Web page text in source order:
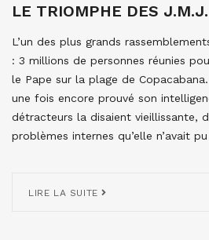
LE TRIOMPHE DES J.M.J.
L’un des plus grands
: 3 millions de personnes réunies
le Pape sur la plage de Copacabana.
une fois encore prouvé son
détracteurs la disaient vieillissante,
problèmes internes qu’elle n’avait
LIRE LA SUITE